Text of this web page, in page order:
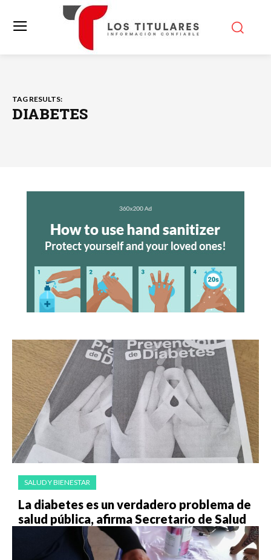
TAG RESULTS:
DIABETES
SALUD Y BIENESTAR
La diabetes es un verdadero problema de
salud pública, afirma Secretario de Salud